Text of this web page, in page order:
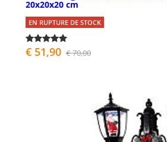
20x20x20 cm
EN RUPTURE DE STOCK
€ 51,90 € 70,00